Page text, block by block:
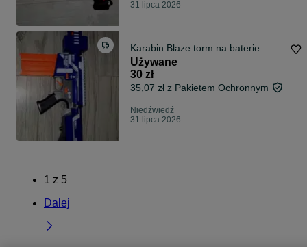
31 lipca 2026
Karabin Blaze torm na baterie
Używane
30 zł
35,07 zł z Pakietem Ochronnym
Niedźwiedź
31 lipca 2026
1 z 5
Dalej